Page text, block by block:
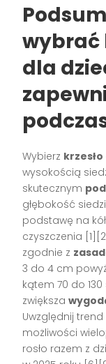
wybrać
dla
Wybierz
wysokością
skutecznym
głębokość
podstawę na
czyszczenia
zgodnie z
3 do 4 cm
kątem 70 do
zwiększa
Uwzględnij trend
możliwości
rosło razem z